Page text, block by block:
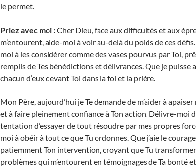
le permet.
Priez avec moi :Cher Dieu, face aux difficultés et aux
m’entourent, aide-moi à voir au-delà du poids de ces
moi à les considérer comme des vases pourvus par Toi,
remplis de Tes bénédictions et délivrances. Que je puisse
chacun d’eux devant Toi dans la foi et la prière.
Mon Père, aujourd’hui je Te demande de m’aider à
et à faire pleinement confiance à Ton action. Délivre-moi
tentation d’essayer de tout résoudre par mes propres
moi à obéir à tout ce que Tu ordonnes. Que j’aie le
patiemment Ton intervention, croyant que Tu
problèmes qui m’entourent en témoignages de Ta bonté et